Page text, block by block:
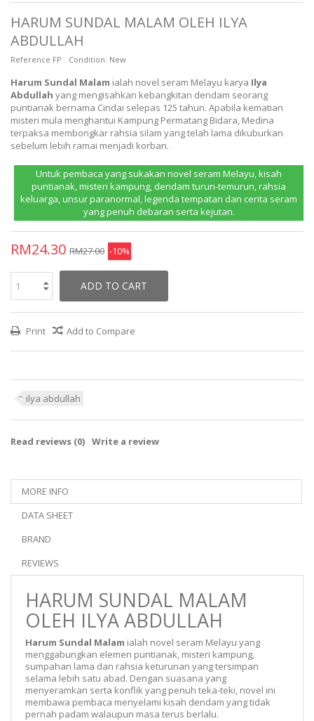
HARUM SUNDAL MALAM OLEH ILYA
ABDULLAH
Reference FP Condition: New
Harum Sundal Malam ialah novel seram Melayu karya Ilya
Abdullah yang mengisahkan kebangkitan dendam seorang
puntianak bernama Cindai selepas 125 tahun. Apabila kematian
misteri mula menghantui Kampung Permatang Bidara, Medina
terpaksa membongkar rahsia silam yang telah lama dikuburkan
sebelum lebih ramai menjadi korban.
Untuk pembaca yang sukakan novel seram Melayu, kisah
puntianak, misteri kampung, dendam turun-temurun, rahsia
keluarga, unsur paranormal, legenda tempatan dan cerita seram
yang penuh debaran serta kejutan.
RM24.30 RM27.00 -10%
ADD TO CART
Print Add to Compare
ilya abdullah
Read reviews (0) Write a review
MORE INFO
DATA SHEET
BRAND
REVIEWS
HARUM SUNDAL MALAM
OLEH ILYA ABDULLAH
Harum Sundal Malam ialah novel seram Melayu yang
menggabungkan elemen puntianak, misteri kampung,
sumpahan lama dan rahsia keturunan yang tersimpan
selama lebih satu abad. Dengan suasana yang
menyeramkan serta konflik yang penuh teka-teki, novel ini
membawa pembaca menyelami kisah dendam yang tidak
pernah padam walaupun masa terus berlalu.